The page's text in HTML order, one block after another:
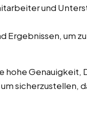
und
Ergebnissen, um
hohe Genauigkeit,
sicherzustellen,